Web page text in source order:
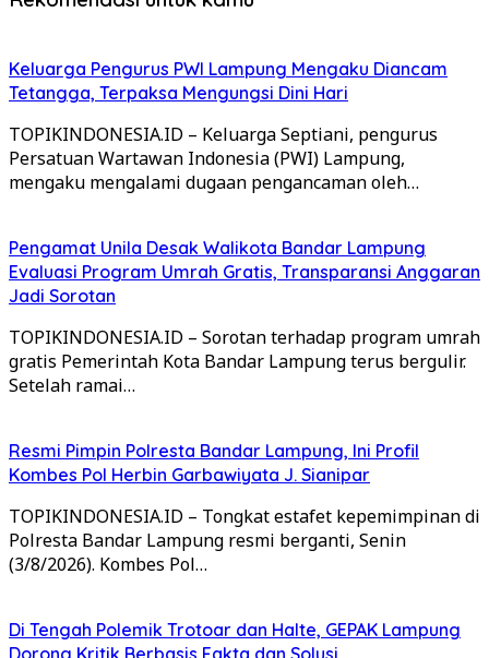
Keluarga Pengurus PWI Lampung Mengaku Diancam
Tetangga, Terpaksa Mengungsi Dini Hari
TOPIKINDONESIA.ID – Keluarga Septiani, pengurus
Persatuan Wartawan Indonesia (PWI) Lampung,
mengaku mengalami dugaan pengancaman oleh…
Pengamat Unila Desak Walikota Bandar Lampung
Evaluasi Program Umrah Gratis, Transparansi Anggaran
Jadi Sorotan
TOPIKINDONESIA.ID – Sorotan terhadap program umrah
gratis Pemerintah Kota Bandar Lampung terus bergulir.
Setelah ramai…
Resmi Pimpin Polresta Bandar Lampung, Ini Profil
Kombes Pol Herbin Garbawiyata J. Sianipar
TOPIKINDONESIA.ID – Tongkat estafet kepemimpinan di
Polresta Bandar Lampung resmi berganti, Senin
(3/8/2026). Kombes Pol…
Di Tengah Polemik Trotoar dan Halte, GEPAK Lampung
Dorong Kritik Berbasis Fakta dan Solusi